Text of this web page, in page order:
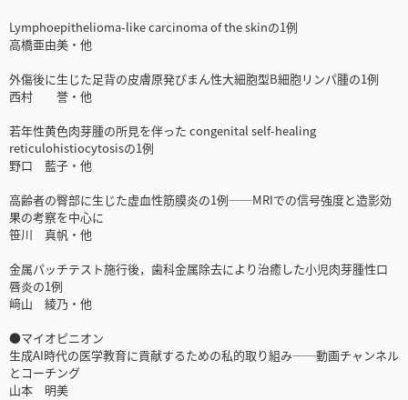
Lymphoepithelioma-like carcinoma of the skinの1例
高橋亜由美・他
外傷後に生じた足背の皮膚原発びまん性大細胞型B細胞リンパ腫の1例
西村 誉・他
若年性黄色肉芽腫の所見を伴った congenital self-healing
reticulohistiocytosisの1例
野口 藍子・他
高齢者の臀部に生じた虚血性筋膜炎の1例──MRIでの信号強度と造影効
果の考察を中心に
笹川 真帆・他
金属パッチテスト施行後，歯科金属除去により治癒した小児肉芽腫性口
唇炎の1例
﨑山 綾乃・他
●マイオピニオン
生成AI時代の医学教育に貢献するための私的取り組み──動画チャンネル
とコーチング
山本 明美